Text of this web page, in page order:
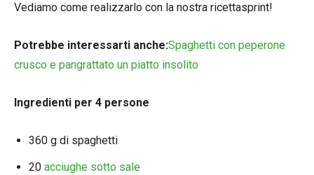
Vediamo come realizzarlo con la nostra ricettasprint!
Potrebbe interessarti anche:Spaghetti con peperone
crusco e pangrattato un piatto insolito
Ingredienti per 4 persone
360 g di spaghetti
20 acciughe sotto sale